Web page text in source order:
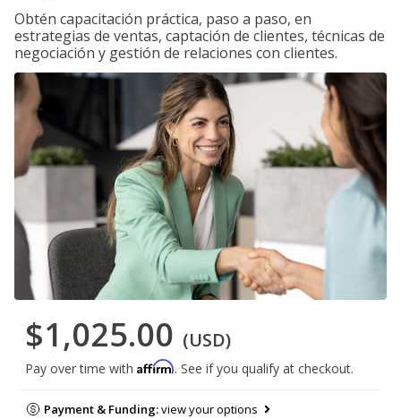
Obtén capacitación práctica, paso a paso, en
estrategias de ventas, captación de clientes, técnicas de
negociación y gestión de relaciones con clientes.
$1,025.00 (USD)
Pay over time with Affirm. See if you qualify at checkout.
Payment & Funding:view your options